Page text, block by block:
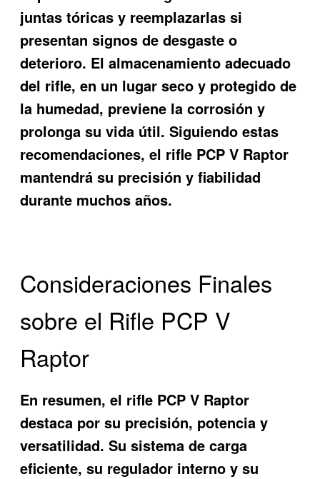
juntas tóricas y reemplazarlas si
presentan signos de desgaste o
deterioro. El almacenamiento adecuado
del rifle, en un lugar seco y protegido de
la humedad, previene la corrosión y
prolonga su vida útil. Siguiendo estas
recomendaciones, el rifle PCP V Raptor
mantendrá su precisión y fiabilidad
durante muchos años.
Consideraciones Finales
sobre el Rifle PCP V
Raptor
En resumen, el rifle PCP V Raptor
destaca por su precisión, potencia y
versatilidad. Su sistema de carga
eficiente, su regulador interno y su